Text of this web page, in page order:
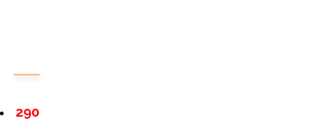
290